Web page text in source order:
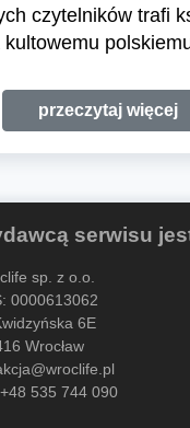
czytelników trafi
przeczytaj więcej
serwisu
sp. z o.o.
0000613062
6E
Wrocław
+48 535 744 090